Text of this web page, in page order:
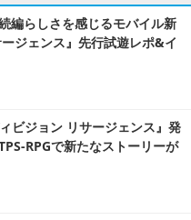
編らしさを感じるモバイル新
ジェンス』先行試遊レポ&イ
ビジョン リサージェンス』発
RPGで新たなストーリーが